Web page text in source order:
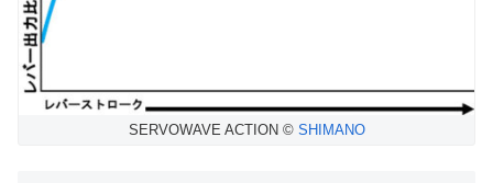
SERVOWAVE ACTION © SHIMANO